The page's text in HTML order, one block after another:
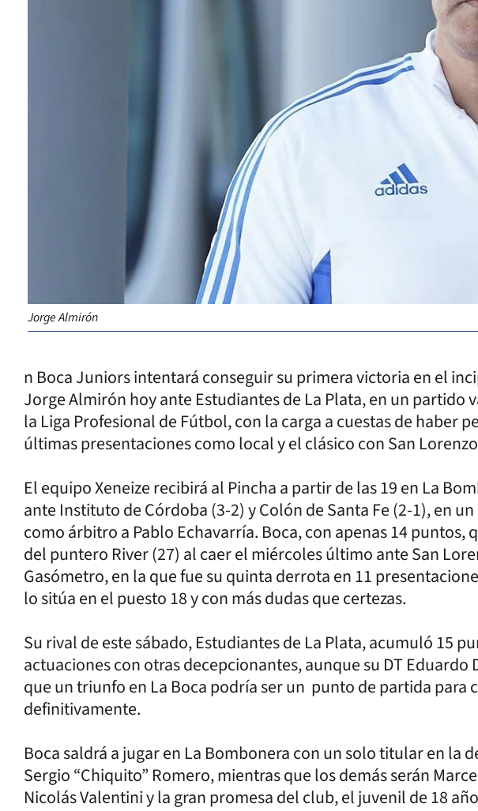
Jorge Almirón
n Boca Juniors intentará conseguir su primera victoria en el
Jorge Almirón hoy ante Estudiantes de La Plata, en un partido
la Liga Profesional de Fútbol, con la carga a cuestas de haber
últimas presentaciones como local y el clásico con San
El equipo Xeneize recibirá al Pincha a partir de las 19 en La
ante Instituto de Córdoba (3-2) y Colón de Santa Fe (2-1), en
como árbitro a Pablo Echavarría. Boca, con apenas 14 puntos,
del puntero River (27) al caer el miércoles último ante San
Gasómetro, en la que fue su quinta derrota en 11
lo sitúa en el puesto 18 y con más dudas que certezas.
Su rival de este sábado, Estudiantes de La Plata, acumuló 15
actuaciones con otras decepcionantes, aunque su DT
que un triunfo en La Boca podría ser un punto de partida para
definitivamente.
Boca saldrá a jugar en La Bombonera con un solo titular en la
Sergio “Chiquito” Romero, mientras que los demás serán
Nicolás Valentini y la gran promesa del club, el juvenil de 18